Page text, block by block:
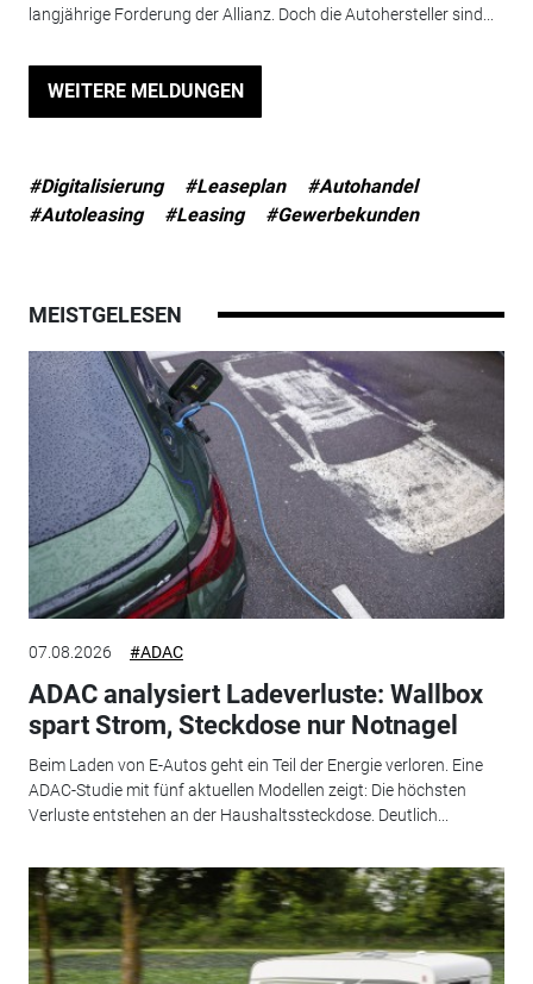
langjährige Forderung der Allianz. Doch die Autohersteller sind...
WEITERE MELDUNGEN
#Digitalisierung #Leaseplan
#Autohandel
#Autoleasing
#Leasing #Gewerbekunden
MEISTGELESEN
07.08.2026 #ADAC
ADAC analysiert Ladeverluste: Wallbox
spart Strom, Steckdose nur Notnagel
Beim Laden von E-Autos geht ein Teil der Energie verloren. Eine
ADAC-Studie mit fünf aktuellen Modellen zeigt: Die höchsten
Verluste entstehen an der Haushaltssteckdose. Deutlich...